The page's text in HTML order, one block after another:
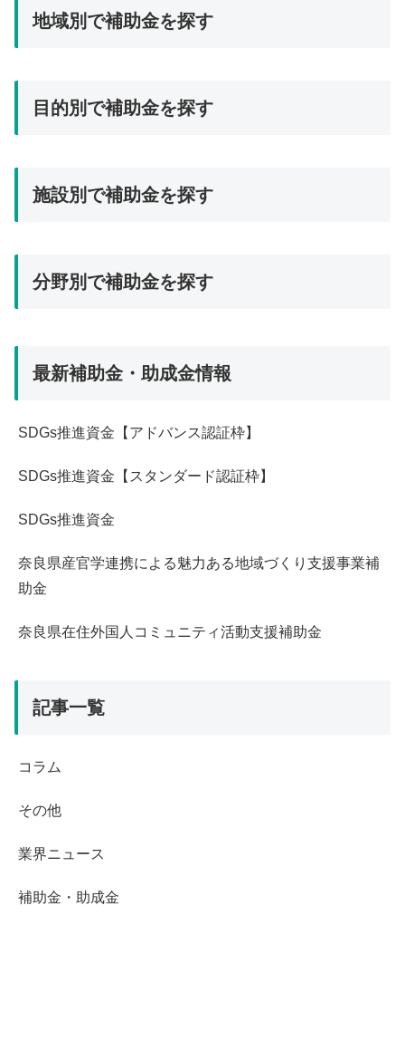
地域別で補助金を探す
三重県 (17)
京都府 (26)
和歌山県 (31)
埼玉県 (0)
大阪府 (30)
奈良県 (13)
富山県 (28)
山口県 (29)
山梨県 (15)
岩手県 (4)
島根県 (43)
新潟県 (25)
東京都 (1)
栃木県 (32)
目的別で補助金を探す
イベント・セミナー等 (233)
コスト削減（水道光熱費・エネルギー・備品等） (276)
開業 (154)
施設別で補助金を探す
その他社会事業・スタートアップ等 (822)
ボランティア活動 (116)
就労移行支援 (425)
放課後デイ・児童発達支援 (424)
老人ホーム・グループホーム (465)
自立訓練（生活訓練） (420)
訪問介護・訪問看護等(その他訪問系サービス） (468)
障害者雇用 (177)
分野別で補助金を探す
児童 (484)
地域 (668)
引きこもり (512)
障害（精神） (609)
難病 (515)
最新補助金・助成金情報
SDGs推進資金【アドバンス認証枠】
SDGs推進資金【スタンダード認証枠】
SDGs推進資金
奈良県産官学連携による魅力ある地域づくり支援事業補
助金
奈良県在住外国人コミュニティ活動支援補助金
記事一覧
コラム
その他
業界ニュース
補助金・助成金